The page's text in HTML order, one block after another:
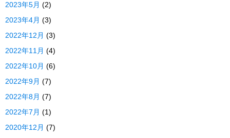
2023年5月 (2)
2023年4月 (3)
2022年12月 (3)
2022年11月 (4)
2022年10月 (6)
2022年9月 (7)
2022年8月 (7)
2022年7月 (1)
2020年12月 (7)